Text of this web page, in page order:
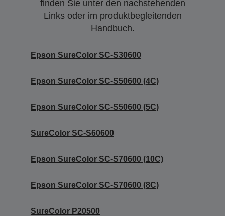
finden Sie unter den nachstehenden
Links oder im produktbegleitenden
Handbuch.
Epson SureColor SC-S30600
Epson SureColor SC-S50600 (4C)
Epson SureColor SC-S50600 (5C)
SureColor SC-S60600
Epson SureColor SC-S70600 (10C)
Epson SureColor SC-S70600 (8C)
SureColor P20500